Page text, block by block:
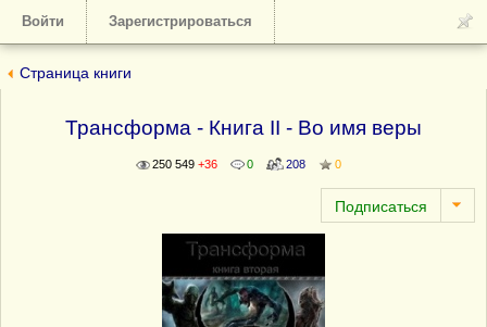
Войти Зарегистрироваться
Страница книги
Трансформа - Книга II - Во имя веры
250 549 +36 0 208 0